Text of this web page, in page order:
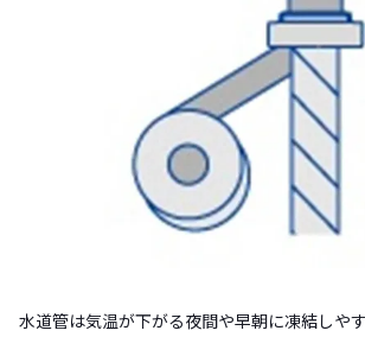
水道管は気温が下がる夜間や早朝に凍結しや